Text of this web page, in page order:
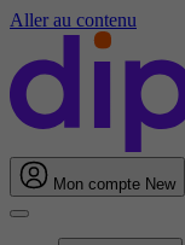
Aller au contenu
Mon compte New